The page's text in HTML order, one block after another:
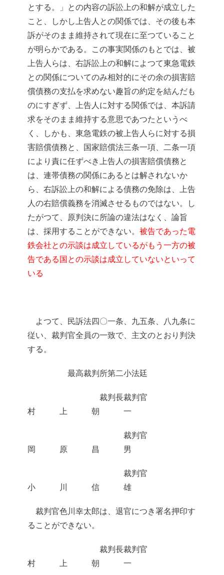
とする。」との内容の訴訟上の和解が成立した
こと、しかし上告人との関係では、その後も本
訴がそのまま維持されて現在に至つていること
が明らかである。この事実関係のもとでは、被
上告人らは、右訴訟上の和解によつて東急電鉄
との関係についてのみ相対的にその余の損害賠
償債務の支払を求めない趣旨の約定を結んだも
のにすぎず、上告人に対する関係では、本訴請
求をそのまま維持する意思であつたというべ
く、しかも、東急電鉄の被上告人らに対する損
害賠償債務と、国家賠償法三条一項、二条一項
により責に任ずべき上告人の損害賠償債務と
は、連帯債務の関係にあるとは解されないか
ら、右訴訟上の和解による債務の免除は、上告
人の右賠償義務を消滅させるものではない。し
たがつて、原判決に所論の違法はなく、論旨
は、採用することができない。 被告であった電
鉄会社との示談は成立しているがもう一方の被
告である国との示談は成立していないといって
いる
よつて、民訴法四〇一条、九五条、八九条に
従い、裁判官全員の一致で、主文のとおり判決
する。
最高裁判所第二小法廷
裁判長裁判官
村 上 朝 一
裁判官
岡 原 昌 男
裁判官
小 川 信 雄
裁判官色川幸太郎は、退官につき署名押印す
ることができない。
裁判長裁判官
村 上 朝 一